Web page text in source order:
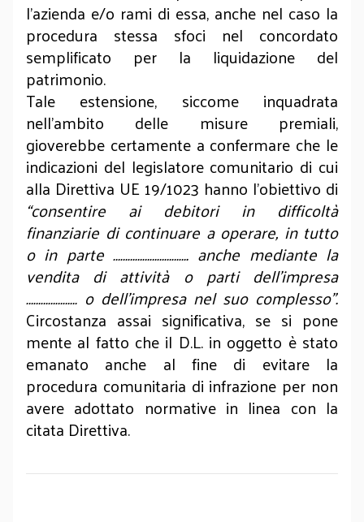
l’azienda e/o rami di essa, anche nel caso la
procedura stessa sfoci nel concordato
semplificato per la liquidazione del
patrimonio.
Tale estensione, siccome inquadrata
nell’ambito delle misure premiali,
gioverebbe certamente a confermare che le
indicazioni del legislatore comunitario di cui
alla Direttiva UE 19/1023 hanno l’obiettivo di
“consentire ai debitori in difficoltà
finanziarie di continuare a operare, in tutto
o in parte …………………………. anche mediante la
vendita di attività o parti dell’impresa
………………… o dell’impresa nel suo complesso”.
Circostanza assai significativa, se si pone
mente al fatto che il D.L. in oggetto è stato
emanato anche al fine di evitare la
procedura comunitaria di infrazione per non
avere adottato normative in linea con la
citata Direttiva.